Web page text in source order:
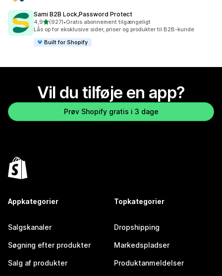
Sami B2B Lock,Password Protect
4,9ud af 5 stjerner
(927)
927 anmeldelser i alt
•Gratis abonnement tilgængeligt
Lås op for eksklusive sider, priser og produkter til B2B-kunde
Built for Shopify
Vil du tilføje en app?
Prøv Shopify gratis i 3 dage
Appkategorier
Salgskanaler
Søgning efter produkter
Salg af produkter
Topkategorier
Dropshipping
Markedspladser
Produktanmeldelser